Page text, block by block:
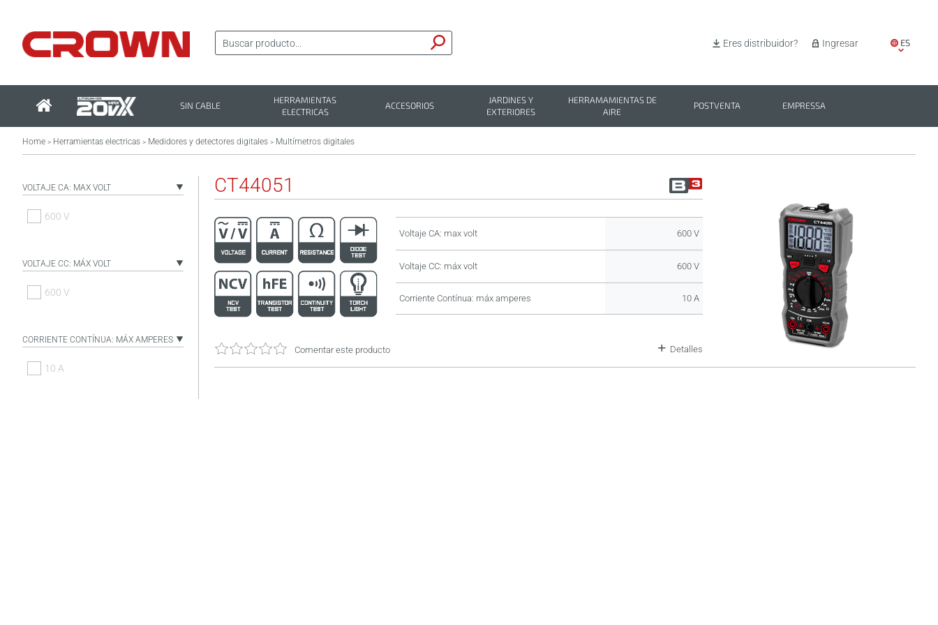
ES
Ingresar
Eres distribuidor?
SIN CABLE
HERRAMIENTAS
ELECTRICAS
ACCESORIOS
JARDINES Y
EXTERIORES
HERRAMAMIENTAS DE
AIRE
POSTVENTA EMPRESSA
Home > Herramientas electricas > Medidores y detectores digitales > Multímetros digitales
VOLTAJE CA: MAX VOLT
600 V
VOLTAJE CC: MÁX VOLT
600 V
CORRIENTE CONTÍNUA: MÁX AMPERES
10 A
CT44051
Voltaje CA: max volt 600 V
Voltaje CC: máx volt 600 V
Corriente Contínua: máx amperes 10 A
Comentar este producto Detalles